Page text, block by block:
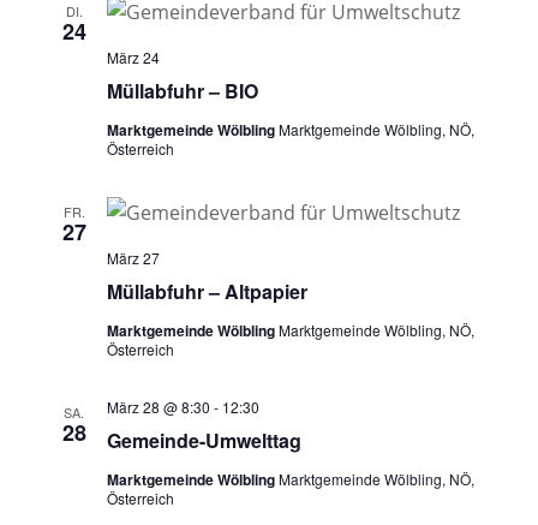
DI.
24
Müllabfuhr – BIO
März 24
Marktgemeinde WölblingMarktgemeinde Wölbling, NÖ,
Österreich
FR.
27
Müllabfuhr – Altpapier
März 27
Marktgemeinde WölblingMarktgemeinde Wölbling, NÖ,
Österreich
SA.
28 Gemeinde-Umwelttag
März 28 @ 8:30 - 12:30
Marktgemeinde WölblingMarktgemeinde Wölbling, NÖ,
Österreich